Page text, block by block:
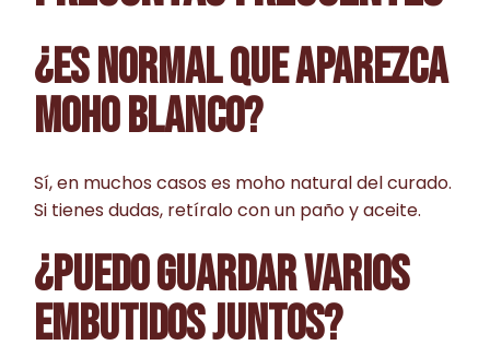
¿ES NORMAL QUE APAREZCA
MOHO BLANCO?
Sí, en muchos casos es moho natural del curado.
Si tienes dudas, retíralo con un paño y aceite.
¿PUEDO GUARDAR VARIOS
EMBUTIDOS JUNTOS?